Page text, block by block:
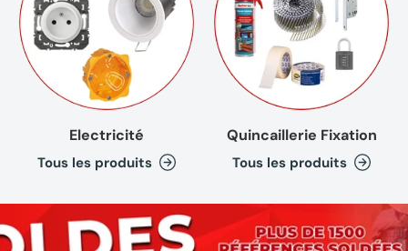
Electricité
Tous les produits
Quincaillerie Fixation
Tous les produits